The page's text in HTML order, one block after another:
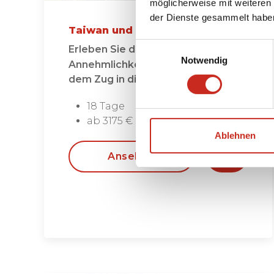
möglicherweise mit
der Dienste gesammelt
Notwendig
Ablehnen
Taiwan und Japan Zugreise
Erleben Sie den Komfort und die
Annehmlichkeit des Reisens mit
dem Zug in diesen Ländern
18 Tage
ab 3175 € pro Person
Ansehen